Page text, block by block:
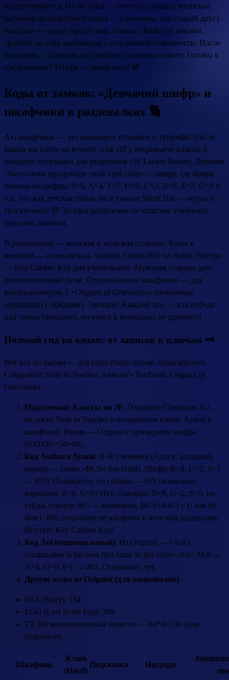
подсвечиваются. Но на Hard — учитесь узнавать японские
растения по силуэтам (сакура — узнаваема, как старый друг).
Разгадка — это не просто код, а связь с Rinko: её письма
трогают до слёз, напоминая о потерянной невинности. После
открытия — cutscene, что добавит глубины сюжету. Готовы к
следующему? Теперь — шкафчики! 💀
Коды от замков: «Девчачий шифр» и
шкафчики в раздевалках 🔢
Ах, шкафчики — это водоворот отчаяния и триумфа! После
ящика вы идёте на второй этаж (2F), открываете классы и
находите подсказки для раздевалок (1F Locker Room). Девочки
Эбисугаоки придумали свой «girl code» — шифр, где буквы
похожи на цифры: S=5, A=4, T=7, O=0, U=2, B=8, E=3, G=9 и
т.д. Это как детская тайна, но в тумане Silent Hill — жутко и
трогательно! 😢 Загадка разбросана по классам: учебники,
оригами, записки.
В раздевалках — женская и мужская стороны. Ключ к
женской — из шкафчика Asakura Ayumi (865 на Hard). Внутри
— Key Cabinet Key для учительской. Мужская сторона даёт
дополнительные луты. Опциональные шкафчики — для
коллекционеров, с «Origami of Grievances» (бумажные
журавлики с обидами). Эмоции? Каждый код — как победа
над тенью прошлого, но враги в коридорах не дремлют!
Полный гид по кодам: от записок к ключам 🗝️
Вот всё по шагам — для Hard (Story проще, коды короче).
Собирайте: Note to Teacher, Asakura’s Textbook, Origami of
Grievances.
Подготовка: Классы на 2F: Откройте Classroom 3-2 —
на доске Note to Teacher о потерянном ключе Ayumi в
шкафчике. Рядом — Origami с примерами шифра
(SATOU=54+06).
Код Asakura Ayumi: В её учебнике (Annex, западный
конец) — слово «BUS» (на Hard). Шифр: B=8, U=2, S=5
→ 825? Подождите, по гайдам — 865 (возможно,
вариация: B=8, U=6? Нет, стандарт: B=8, U=2, S=5, но
гайды говорят 865 — возможно, BUS=8-6-5 с U как 6).
Факт: 865 открывает её шкафчик в женской раздевалке.
Внутри: Key Cabinet Key!
Код Aoi (опциональный): Из Origami — «Aoi’s
combination is his own first name in girl code». Aoi=AOI →
A=4, O=0, I=1 → 401. Открывает лут.
Другие коды из Origami (для опционалов):
SEA (Story): 534
EGG (Lost in the Fog): 399
TT: Из математической записки — 84*4=336 (или
подобное).
Шкафчик
Ключ
(Hard)
Подсказка Награда